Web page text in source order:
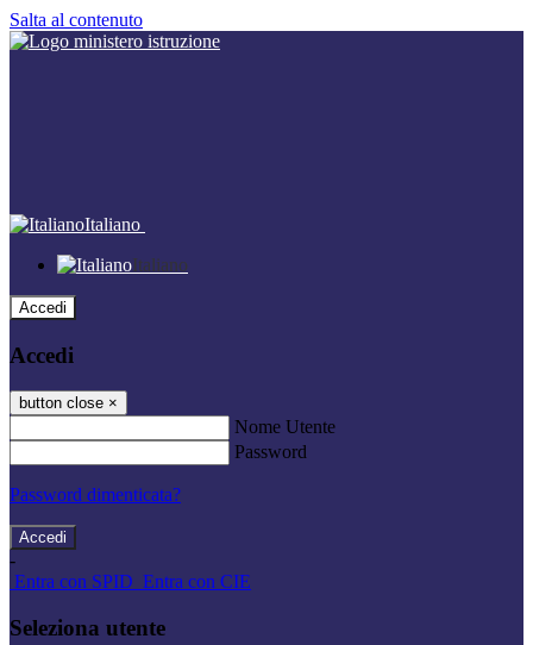
Salta al contenuto
Italiano
Italiano
Accedi
Accedi
button close ×
Nome Utente
Password
Password dimenticata?
-
Entra con SPID Entra con CIE
Seleziona utente